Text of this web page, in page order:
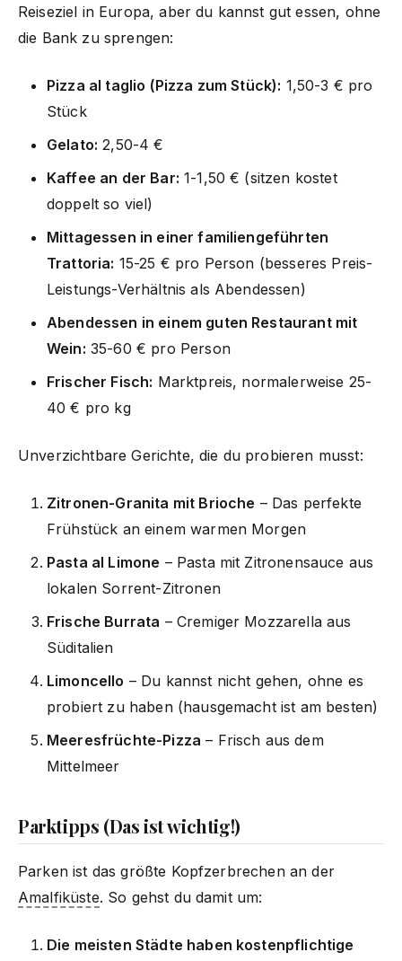
Reiseziel in Europa, aber du kannst gut essen, ohne
die Bank zu sprengen:
Pizza al taglio (Pizza zum Stück): 1,50-3 € pro
Stück
Gelato: 2,50-4 €
Kaffee an der Bar: 1-1,50 € (sitzen kostet
doppelt so viel)
Mittagessen in einer familiengeführten
Trattoria: 15-25 € pro Person (besseres Preis-
Leistungs-Verhältnis als Abendessen)
Abendessen in einem guten Restaurant mit
Wein: 35-60 € pro Person
Frischer Fisch: Marktpreis, normalerweise 25-
40 € pro kg
Unverzichtbare Gerichte, die du probieren musst:
Zitronen-Granita mit Brioche – Das perfekte
Frühstück an einem warmen Morgen
Pasta al Limone – Pasta mit Zitronensauce aus
lokalen Sorrent-Zitronen
Frische Burrata – Cremiger Mozzarella aus
Süditalien
Limoncello – Du kannst nicht gehen, ohne es
probiert zu haben (hausgemacht ist am besten)
Meeresfrüchte-Pizza – Frisch aus dem
Mittelmeer
Parktipps (Das ist wichtig!)
Parken ist das größte Kopfzerbrechen an der
Amalfiküste. So gehst du damit um:
Die meisten Städte haben kostenpflichtige